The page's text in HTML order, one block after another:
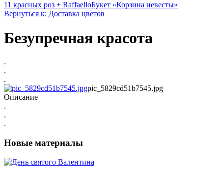
11 красных роз + RaffaelloБукет «Корзина невесты»
Вернуться к: Доставка цветов
Безупречная красота
.
.
.
pic_5829cd51b7545.jpg
Описание
.
.
.
Новые материалы